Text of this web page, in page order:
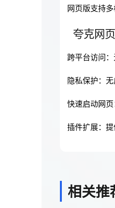
网页版支持
夸克网
跨平台访问
隐私保护：
快速启动网
插件扩展：
相关推